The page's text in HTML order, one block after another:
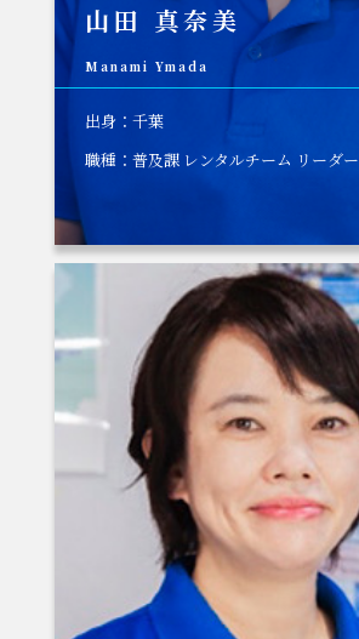
山田 真奈美
Manami Ymada
出身：千葉
職種：普及課 レンタルチーム リーダー